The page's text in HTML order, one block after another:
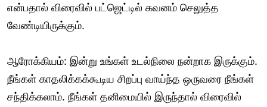
என்பதால் விரைவில் பட்ஜெட்டில் கவனம் செலுத்த
வேண்டியிருக்கும்.
ஆரோக்கியம்: இன்று உங்கள் உடல்நிலை நன்றாக இருக்கும்.
நீங்கள் காதலிக்கக்கூடிய சிறப்பு வாய்ந்த ஒருவரை நீங்கள்
சந்திக்கலாம். நீங்கள் தனிமையில் இருந்தால் விரைவில்